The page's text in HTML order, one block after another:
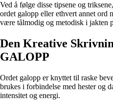
Ved å følge disse tipsene og
ordet galopp eller ethvert annet ord
være tålmodig og metodisk i jakten
Den Kreative
GALOPP
Ordet galopp er knyttet til raske
brukes i forbindelse med hester og
intensitet og energi.